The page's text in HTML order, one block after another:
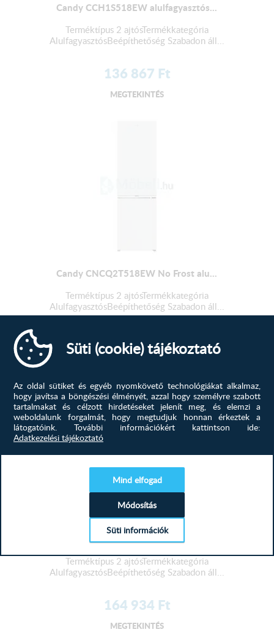
Candy CCH1S518EW alulfagyasztós...
Terméktípus 2 ajtósTermékkategória
AlulfagyasztósBeépíthetőség Szabadon áll...
136 867 Ft
MEGTEKINTÉS
Candy CNCQ2T518EW No Frost alu...
Terméktípus 2 ajtósTermékkategória
AlulfagyasztósBeépíthetőség Szabadon áll...
156 679 Ft
MEGTEKINTÉS
Candy CNCQ2T518EX No Frost alu...
Terméktípus 2 ajtósTermékkategória
AlulfagyasztósBeépíthetőség Szabadon áll...
164 934 Ft
MEGTEKINTÉS
Süti (cookie) tájékoztató
Az oldal sütiket és egyéb nyomkövető technológiákat alkalmaz,
hogy javítsa a böngészési élményét, azzal hogy személyre szabott
tartalmakat és célzott hirdetéseket jelenít meg, és elemzi a
weboldalunk forgalmát, hogy megtudjuk honnan érkeztek a
látogatóink.
További információkért kattintson ide:
Adatkezelési tájékoztató
Mind elfogad
Módosítás
Süti információk